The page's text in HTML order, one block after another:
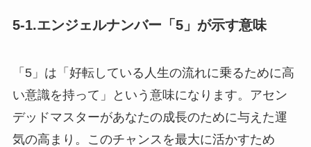
5-1.エンジェルナンバー「5」が示す意味
「5」は「好転している人生の流れに乗るために高
い意識を持って」という意味になります。アセン
デッドマスターがあなたの成長のために与えた運
気の高まり。このチャンスを最大に活かすため